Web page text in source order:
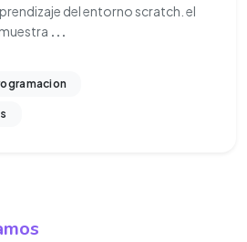
del entorno scratch. el
...